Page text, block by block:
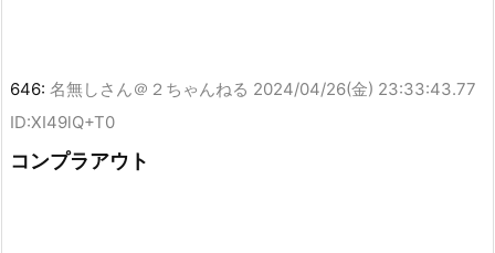
646: 名無しさん＠２ちゃんねる 2024/04/26(金) 23:33:43.77
ID:XI49lQ+T0
コンプラアウト